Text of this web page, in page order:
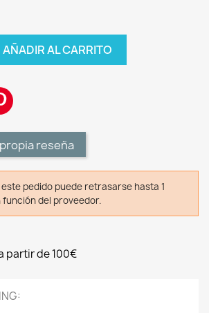
AÑADIR AL CARRITO
reseña
este pedido puede retrasarse hasta 1
función del proveedor.
partir de 100€